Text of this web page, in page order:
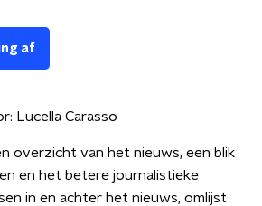
af
Lucella Carasso
overzicht van het nieuws, een blik
en het betere journalistieke
in en achter het nieuws, omlijst